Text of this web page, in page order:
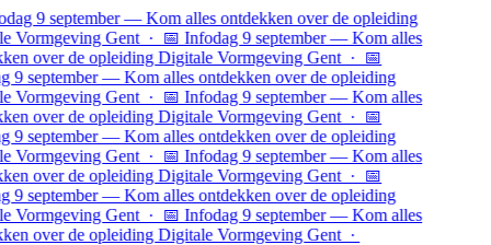
Ga naar inhoud
9 september — Kom alles ontdekken over de opleiding
Vormgeving Gent · 📅 Infodag 9 september — Kom alles
over de opleiding Digitale Vormgeving Gent · 📅
september — Kom alles ontdekken over de opleiding
Vormgeving Gent · 📅 Infodag 9 september — Kom alles
over de opleiding Digitale Vormgeving Gent ·
📅
september — Kom alles ontdekken over de opleiding
Vormgeving Gent · 📅 Infodag 9 september — Kom alles
over de opleiding Digitale Vormgeving Gent · 📅
september — Kom alles ontdekken over de opleiding
Vormgeving Gent · 📅 Infodag 9 september — Kom alles
over de opleiding Digitale Vormgeving Gent ·